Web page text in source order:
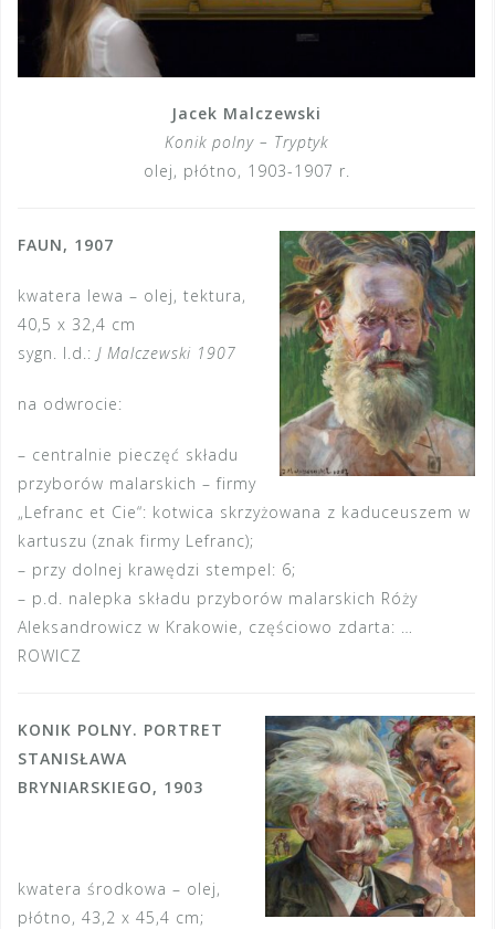
Jacek Malczewski
Konik polny – Tryptyk
olej, płótno, 1903-1907 r.
FAUN, 1907
kwatera lewa – olej, tektura,
40,5 x 32,4 cm
sygn. l.d.: J Malczewski 1907
na odwrocie:
– centralnie pieczęć składu
przyborów malarskich – firmy
„Lefranc et Cie“: kotwica skrzyżowana z kaduceuszem w
kartuszu (znak firmy Lefranc);
– przy dolnej krawędzi stempel: 6;
– p.d. nalepka składu przyborów malarskich Róży
Aleksandrowicz w Krakowie, częściowo zdarta: …
ROWICZ
KONIK POLNY. PORTRET
STANISŁAWA
BRYNIARSKIEGO, 1903
kwatera środkowa – olej,
płótno, 43,2 x 45,4 cm;